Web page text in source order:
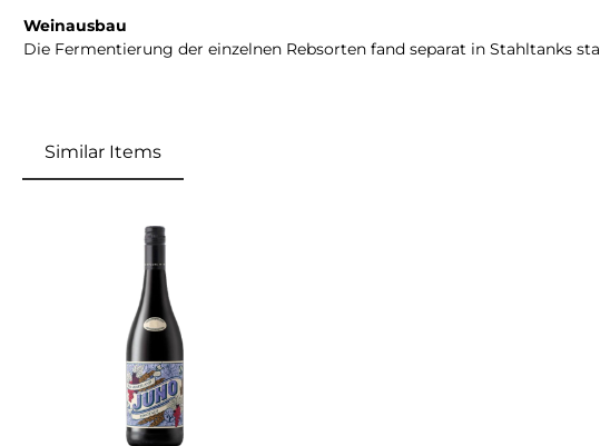
Weinausbau
Die Fermentierung der einzelnen Rebsorten fand separat in Stahltanks
Similar Items